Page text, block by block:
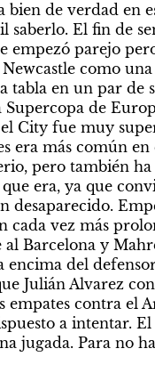
bien de verdad en
saberlo. El fin de
empezó parejo
como
tabla en un par de
Supercopa de
City fue muy
era más común
pero también
era, ya que
desaparecido.
cada vez más
Barcelona y
encima del
Julián Alvarez
empates contra el
a intentar.
jugada. Para no